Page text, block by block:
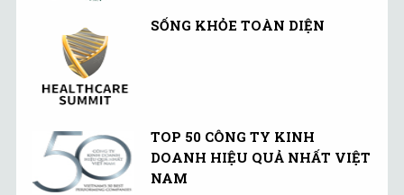
SỐNG KHỎE TOÀN DIỆN
TOP 50 CÔNG TY KINH
DOANH HIỆU QUẢ NHẤT VIỆT
NAM